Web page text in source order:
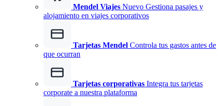
Mendel Viajes Nuevo Gestiona pasajes y
alojamiento en viajes corporativos
Tarjetas Mendel Controla tus gastos antes de
que ocurran
Tarjetas corporativas Integra tus tarjetas
corporate a nuestra plataforma